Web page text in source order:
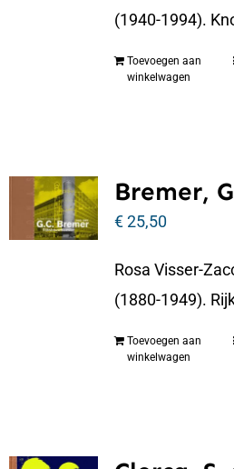
(1940-1994).
Toevoegen aan
winkelwagen
Bremer,
€25,50
Rosa Visser-
(1880-1949).
Toevoegen aan
winkelwagen